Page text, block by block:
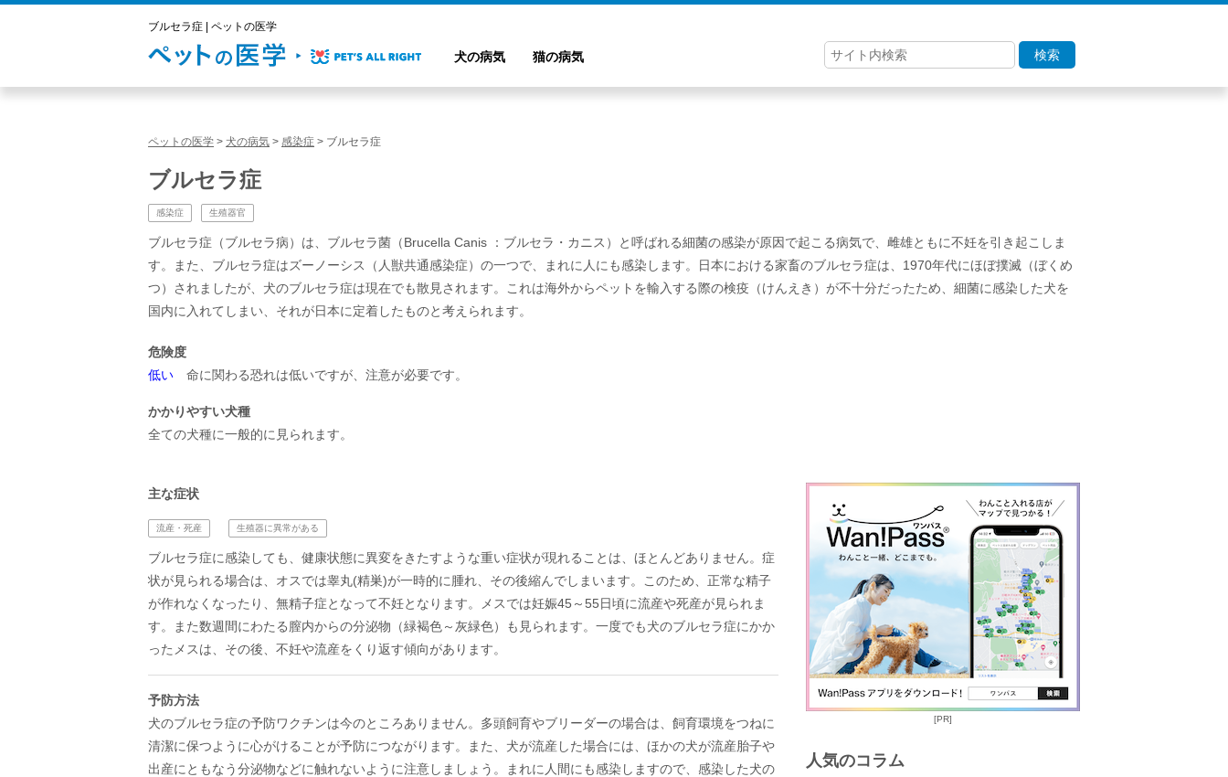
ブルセラ症 | ペットの医学
犬の病気 猫の病気 検索
ペットの医学 > 犬の病気 > 感染症 > ブルセラ症
ブルセラ症
感染症 生殖器官
ブルセラ症（ブルセラ病）は、ブルセラ菌（Brucella Canis ：ブルセラ・カニス）と呼ばれる細菌の感染が原因で起こる病気で、雌雄ともに不妊を引き起こしま
す。また、ブルセラ症はズーノーシス（人獣共通感染症）の一つで、まれに人にも感染します。日本における家畜のブルセラ症は、1970年代にほぼ撲滅（ぼくめ
つ）されましたが、犬のブルセラ症は現在でも散見されます。これは海外からペットを輸入する際の検疫（けんえき）が不十分だったため、細菌に感染した犬を
国内に入れてしまい、それが日本に定着したものと考えられます。
危険度
低い 命に関わる恐れは低いですが、注意が必要です。
かかりやすい犬種
全ての犬種に一般的に見られます。
主な症状
流産・死産 生殖器に異常がある
ブルセラ症に感染しても、健康状態に異変をきたすような重い症状が現れることは、ほとんどありません。症
状が見られる場合は、オスでは睾丸(精巣)が一時的に腫れ、その後縮んでしまいます。このため、正常な精子
が作れなくなったり、無精子症となって不妊となります。メスでは妊娠45～55日頃に流産や死産が見られま
す。また数週間にわたる膣内からの分泌物（緑褐色～灰緑色）も見られます。一度でも犬のブルセラ症にかか
ったメスは、その後、不妊や流産をくり返す傾向があります。
予防方法
犬のブルセラ症の予防ワクチンは今のところありません。多頭飼育やブリーダーの場合は、飼育環境をつねに
清潔に保つように心がけることが予防につながります。また、犬が流産した場合には、ほかの犬が流産胎子や
出産にともなう分泌物などに触れないように注意しましょう。まれに人間にも感染しますので、感染した犬の
[PR]
人気のコラム